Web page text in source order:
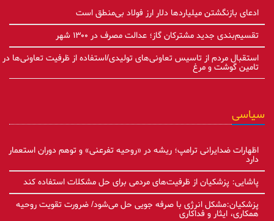
ادعای بازنگشتن میلیاردها دلار ارز فولاد بی‌منطق است
تقسیم‌بندی جدید مشترکان گاز؛ عدالت مصرف در ۱۳۰۰ شهر
استقبال مردم از تاسیس تعاونی‌های تولیدی/استفاده از ظرفیت تعاونی‌ها در
تامین گوشت و مرغ
سیاسی
اظهارات ضدایرانی ترامپ؛ ریشه در «روحیه تفرعنی» و توهم دوران استعمار
دارد
پاشایی: پزشکیان از ظرفیت‌های مردمی برای حل مشکلات استفاده کند
پزشکیان:مشکل انرژی با صرفه جویی حل می‌شود/ ضرورت تقویت روحیه
همکاری، ایثار و فداکاری